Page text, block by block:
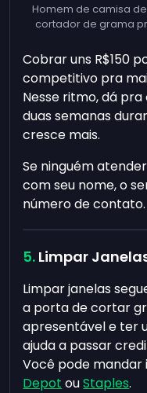
Homem de camisa
cortador de grama
Cobrar uns R$150
competitivo pra
Nesse ritmo, dá pra
duas semanas
cresce mais.
Se ninguém
com seu nome, o
número de contato.
Limpar
Limpar janelas
a porta de cortar
apresentável e ter
ajuda a passar
Você pode
Depot ouStaples.